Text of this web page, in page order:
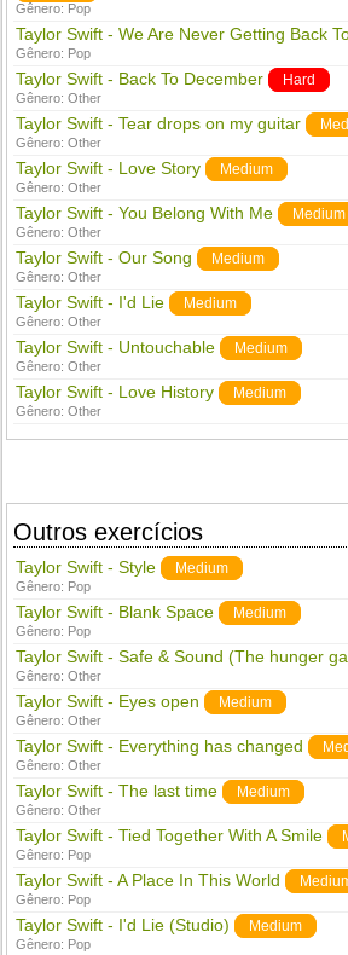
Gênero: Pop
Taylor Swift - We Are Never Getting Back
Gênero: Pop
Taylor Swift - Back To December Hard
Gênero:Other
Taylor Swift - Tear drops on my guitar
Gênero:Other
Taylor Swift - Love Story Medium
Gênero:Other
Taylor Swift - You Belong With Me Medium
Gênero:Other
Taylor Swift - Our Song Medium
Gênero:Other
Taylor Swift - I'd Lie Medium
Gênero:Other
Taylor Swift - Untouchable Medium
Gênero:Other
Taylor Swift - Love History Medium
Gênero:Other
Outros exercícios
Taylor Swift - Style Medium
Gênero: Pop
Taylor Swift - Blank Space Medium
Gênero: Pop
Taylor Swift - Safe & Sound (The hunger
Gênero:Other
Taylor Swift - Eyes open Medium
Gênero:Other
Taylor Swift - Everything has changed
Gênero:Other
Taylor Swift - The last time Medium
Gênero:Other
Taylor Swift - Tied Together With A Smile
Gênero: Pop
Taylor Swift - A Place In This World
Gênero: Pop
Taylor Swift - I'd Lie (Studio) Medium
Gênero: Pop